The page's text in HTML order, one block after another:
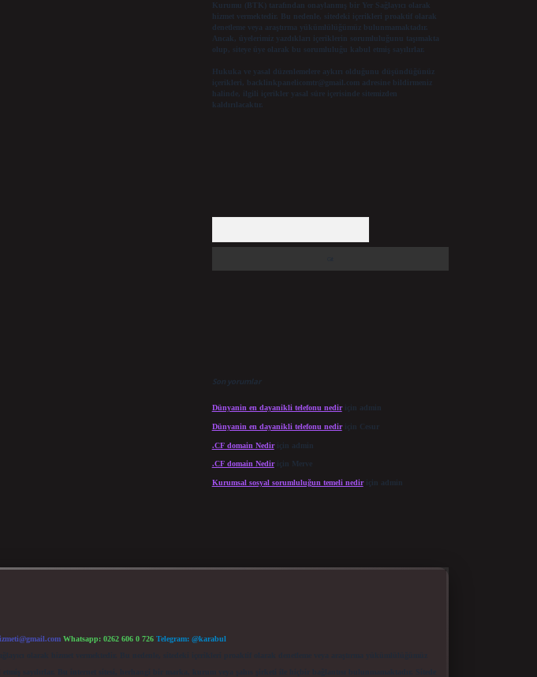
Kurumu (BTK) tarafından onaylanmış bir Yer Sağlayıcı olarak
hizmet vermektedir. Bu nedenle, sitedeki içerikleri proaktif olarak
denetleme veya araştırma yükümlülüğümüz bulunmamaktadır.
Ancak, üyelerimiz yazdıkları içeriklerin sorumluluğunu taşımakta
olup, siteye üye olarak bu sorumluluğu kabul etmiş sayılırlar.
Hukuka ve yasal düzenlemelere aykırı olduğunu düşündüğünüz
içerikleri,
backlinkpanelicomtr@gmail.comadresine bildirmeniz
halinde, ilgili içerikler yasal süre içerisinde sitemizden
kaldırılacaktır.
Son yorumlar
Dünyanin en dayanikli telefonu nediriçin admin
Dünyanin en dayanikli telefonu nediriçin Cesur
.CF domain Nediriçin admin
.CF domain Nediriçin Merve
Kurumsal sosyal sorumluluğun temeli nediriçin admin
Whatsapp: 0262 606 0 726 Telegram: @karabul